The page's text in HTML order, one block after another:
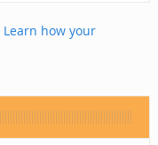
Learn how your